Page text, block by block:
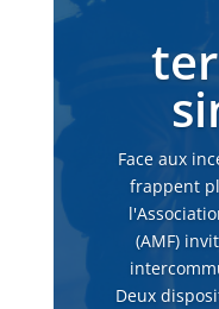
Face aux
frappent
(AMF)
Deux